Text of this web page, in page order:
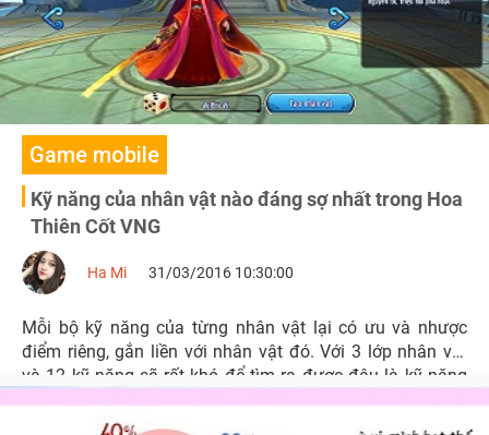
Game mobile
Kỹ năng của nhân vật nào đáng sợ nhất trong Hoa
Thiên Cốt VNG
Ha Mi 31/03/2016 10:30:00
Mỗi bộ kỹ năng của từng nhân vật lại có ưu và nhược
điểm riêng, gắn liền với nhân vật đó. Với 3 lớp nhân vật
và 12 kỹ năng sẽ rất khó để tìm ra được đâu là kỹ năng
hiểu chi tiết về từng kỹ năng của mỗi nhân vật.